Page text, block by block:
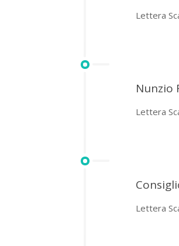
Lettera
Nunzio
Lettera
Lettera